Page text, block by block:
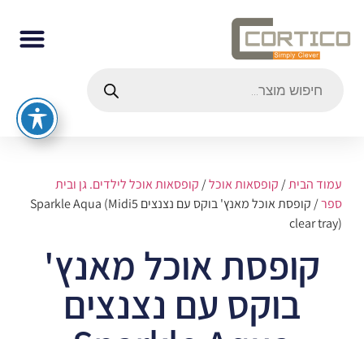
עמוד הבית/קופסאות אוכל/קופסאות אוכל לילדים. גן ובית
ספר
/ קופסת אוכל מאנץ' בוקס עם נצנצים Sparkle Aqua (Midi5
clear tray)
קופסת אוכל מאנץ'
בוקס עם נצנצים